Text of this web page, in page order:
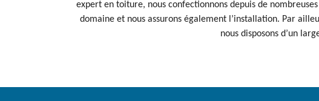
expert en toiture, nous confectionnons depuis de
domaine et nous assurons également l’installation. Par
nous disposons d’un